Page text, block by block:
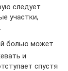
следует
участки,
болью может
и
спустя